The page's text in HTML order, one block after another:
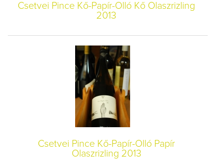
Csetvei Pince Kő-Papír-Olló Kő Olaszrizling
2013
Csetvei Pince Kő-Papír-Olló Papír
Olaszrizling 2013